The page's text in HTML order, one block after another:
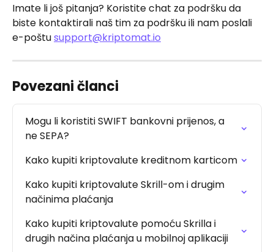
Imate li još pitanja? Koristite chat za podršku da
biste kontaktirali naš tim za podršku ili nam poslali
e-poštu support@kriptomat.io
Povezani članci
Mogu li koristiti SWIFT bankovni prijenos, a
ne SEPA?
Kako kupiti kriptovalute kreditnom karticom
Kako kupiti kriptovalute Skrill-om i drugim
načinima plaćanja
Kako kupiti kriptovalute pomoću Skrilla i
drugih načina plaćanja u mobilnoj aplikaciji